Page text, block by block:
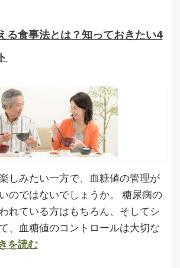
る食事法とは？知っておきたい4
しみたい一方で、血糖値の管理が
のではないでしょうか。 糖尿病の
れている方はもちろん、そしてシ
、血糖値のコントロールは大切な
を読む